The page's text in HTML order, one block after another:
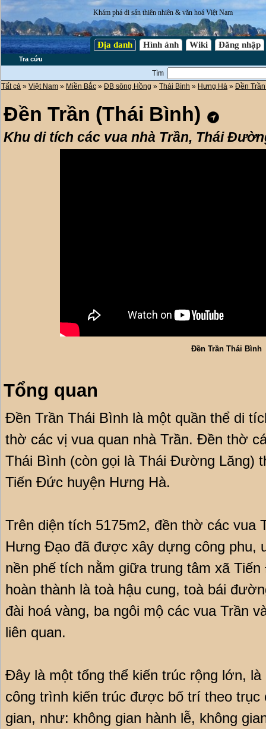
Khám phá di sản thiên nhiên & văn hoá Việt Nam
Địa danh Hình ảnh Wiki Đăng nhập
Tra cứu
Tìm
Tất cả » Việt Nam » Miền Bắc » ĐB sông Hồng » Thái Bình » Hưng Hà » Đền
Đền Trần (Thái Bình)
Khu di tích các vua nhà Trần, Thái
Đền Trần Thái Bình
Tổng quan
Đền Trần Thái Bình là một quần thể di
thờ các vị vua quan nhà Trần. Đền thờ
Thái Bình (còn gọi là Thái Đường Lăng)
Tiến Đức huyện Hưng Hà.
Trên diện tích 5175m2, đền thờ các vua
Hưng Đạo đã được xây dựng công phu,
nền phế tích nằm giữa trung tâm xã
hoàn thành là toà hậu cung, toà bái
đài hoá vàng, ba ngôi mộ các vua Trần
liên quan.
Đây là một tổng thể kiến trúc rộng lớn,
công trình kiến trúc được bố trí theo trục
gian, như: không gian hành lễ, không